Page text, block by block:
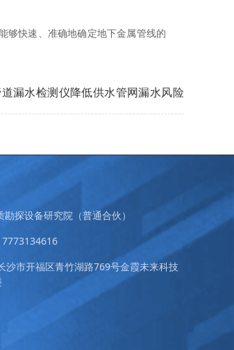
快速、准确地确定地下金属管线的
漏水检测仪降低供水管网漏水风险
探设备研究院（普通合伙）
沙市开福区青竹湖路769号金霞未来科技